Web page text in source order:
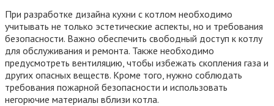
При разработке дизайна кухни с котлом необходимо
учитывать не только эстетические аспекты, но и требования
безопасности. Важно обеспечить свободный доступ к котлу
для обслуживания и ремонта. Также необходимо
предусмотреть вентиляцию, чтобы избежать скопления газа и
других опасных веществ. Кроме того, нужно соблюдать
требования пожарной безопасности и использовать
негорючие материалы вблизи котла.